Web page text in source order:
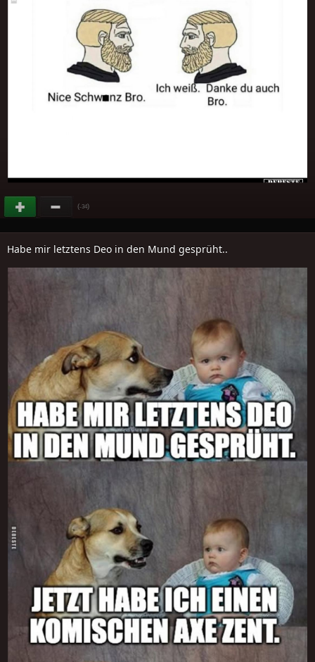
(-34)
Habe mir letztens Deo in den Mund gesprüht..